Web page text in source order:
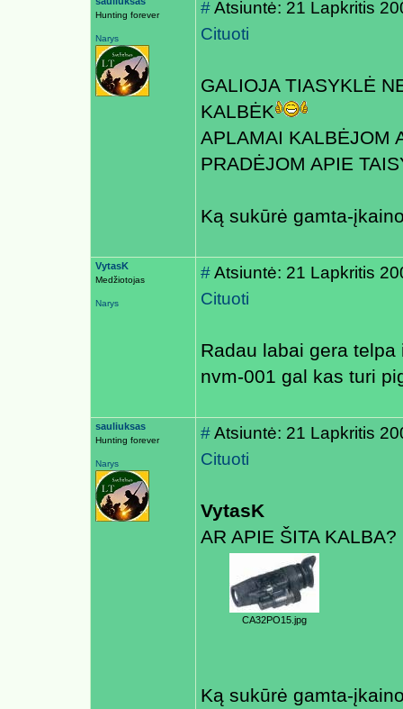
Hunting forever
Narys
#Atsiuntė: 21 Lapkritis
Cituoti
GALIOJA TIASYKLĖ
KALBĖK
APLAMAI KALBĖJOM
PRADĖJOM APIE
Ką sukūrė gamta-
VytasK
Medžiotojas
Narys
#Atsiuntė: 21 Lapkritis
Cituoti
Radau labai gera
nvm-001 gal kas turi
sauliuksas
Hunting forever
Narys
#Atsiuntė: 21 Lapkritis
Cituoti
VytasK
AR APIE ŠITA KALBA?
CA32PO15.jpg
Ką sukūrė gamta-